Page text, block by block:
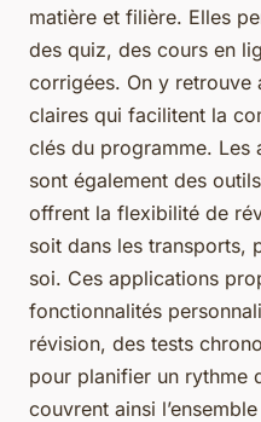
matière et filière. Elles
des quiz, des cours en
corrigées. On y retrouve
claires qui facilitent la
clés du programme. Les
sont également des
offrent la flexibilité de
soit dans les transports,
soi. Ces applications
fonctionnalités
révision, des tests
pour planifier un rythme
couvrent ainsi